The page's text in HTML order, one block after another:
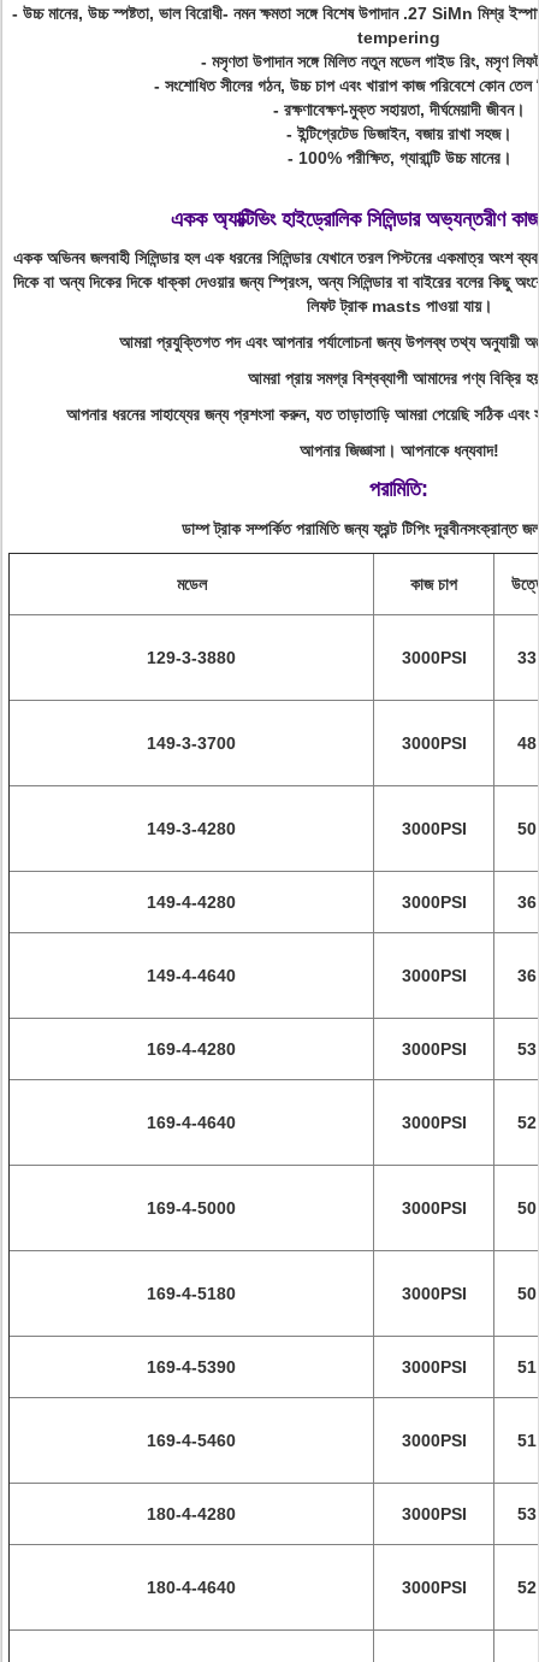
- উচ্চ মানের, উচ্চ স্পষ্টতা, ভাল বিরোধী- নমন ক্ষমতা সঙ্গে বিশেষ উপাদান .27 SiMn
tempering
- মসৃণতা উপাদান সঙ্গে মিলিত নতুন মডেল গাইড রিং, মসৃণ লিফট
- সংশোধিত সীলের গঠন, উচ্চ চাপ এবং খারাপ কাজ পরিবেশে কোন তেল
- রক্ষণাবেক্ষণ-মুক্ত সহায়তা, দীর্ঘমেয়াদী জীবন।
- ইন্টিগ্রেটেড ডিজাইন, বজায় রাখা সহজ।
- 100% পরীক্ষিত, গ্যারান্টি উচ্চ মানের।
একক অ্যাক্টিভিং হাইড্রোলিক সিলিন্ডার অভ্যন্তরীণ
একক অভিনব জলবাহী সিলিন্ডার হল এক ধরনের সিলিন্ডার যেখানে তরল পিস্টনের একমাত্র অংশ
দিকে বা অন্য দিকের দিকে ধাক্কা দেওয়ার জন্য স্প্রিংস, অন্য সিলিন্ডার বা বাইরের বলের কিছু
লিফট ট্রাক masts পাওয়া যায়।
আমরা প্রযুক্তিগত পদ এবং আপনার পর্যালোচনা জন্য উপলব্ধ তথ্য অনুযায়ী
আমরা প্রায় সমগ্র বিশ্বব্যাপী আমাদের পণ্য বিক্রি
আপনার ধরনের সাহায্যের জন্য প্রশংসা করুন, যত তাড়াতাড়ি আমরা পেয়েছি সঠিক
আপনার জিজ্ঞাসা। আপনাকে ধন্যবাদ!
পরামিতি:
ডাম্প ট্রাক সম্পর্কিত পরামিতি জন্য ফ্রন্ট টিপিং দূরবীনসংক্রান্ত
মডেল কাজ চাপ
129-3-3880 3000PSI 33
149-3-3700 3000PSI 48
149-3-4280 3000PSI 50
149-4-4280 3000PSI 36
149-4-4640 3000PSI 36
169-4-4280 3000PSI 53
169-4-4640 3000PSI 52
169-4-5000 3000PSI 50
169-4-5180 3000PSI 50
169-4-5390 3000PSI 51
169-4-5460 3000PSI 51
180-4-4280 3000PSI 53
180-4-4640 3000PSI 52